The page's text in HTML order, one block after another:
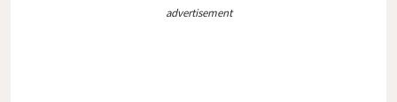
advertisement